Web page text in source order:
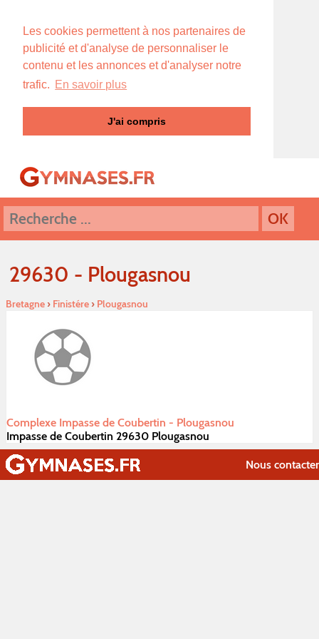
Les cookies permettent à nos partenaires de
publicité et d'analyse de personnaliser le
contenu et les annonces et d'analyser notre
trafic. En savoir plus
J'ai compris
29630 - Plougasnou
Bretagne› Finistére› Plougasnou
Complexe Impasse de Coubertin - Plougasnou
Impasse de Coubertin 29630 Plougasnou
Nous contacter